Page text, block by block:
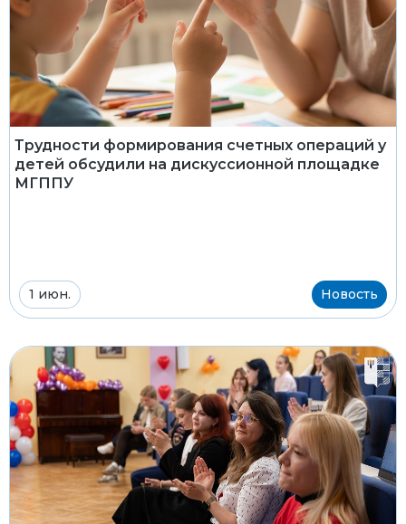
Трудности формирования счетных операций у
детей обсудили на дискуссионной площадке
МГППУ
1 июн. Новость